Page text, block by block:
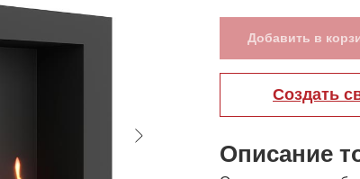
Добавить в
Создать
Описание